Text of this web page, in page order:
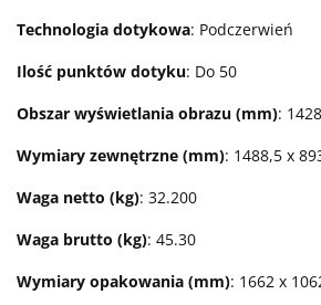
Technologia dotykowa: Podczerwień
Ilość punktów dotyku: Do 50
Obszar wyświetlania obrazu (mm):
Wymiary zewnętrzne (mm): 1488,5 x
Waga netto (kg): 32.200
Waga brutto (kg): 45.30
Wymiary opakowania (mm): 1662 x